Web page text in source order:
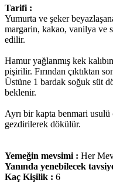
Tarifi :
Yumurta ve şeker
margarin, kakao, vanilya ve
edilir.
Hamur yağlanmış kek
pişirilir. Fırından çıktıktan
Üstüne 1 bardak soğuk süt
beklenir.
Ayrı bir kapta benmari
gezdirilerek dökülür.
Yemeğin mevsimi : Her
Yanında yenebilecek
Kaç Kişilik : 6